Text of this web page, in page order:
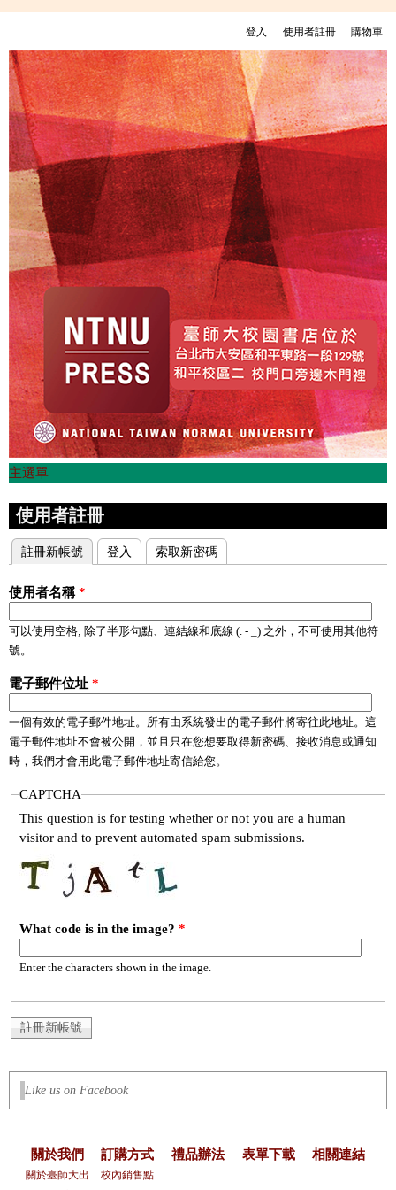
購物車
使用者註冊
登入
主選單
使用者註冊
主要索引標籤
註冊新帳號 (作用中頁籤)
登入 索取新密碼
使用者名稱*
可以使用空格; 除了半形句點、連結線和底線 (. - _) 之外，不可使用其他符
號。
電子郵件位址 *
一個有效的電子郵件地址。所有由系統發出的電子郵件將寄往此地址。這
電子郵件地址不會被公開，並且只在您想要取得新密碼、接收消息或通知
時，我們才會用此電子郵件地址寄信給您。
CAPTCHA
This question is for testing whether or not you are a human
visitor and to prevent automated spam submissions.
What code is in the image?*
Enter the characters shown in the image.
Like us on Facebook
關於我們
關於臺師大出
訂購方式
校內銷售點
禮品辦法 表單下載 相關連結